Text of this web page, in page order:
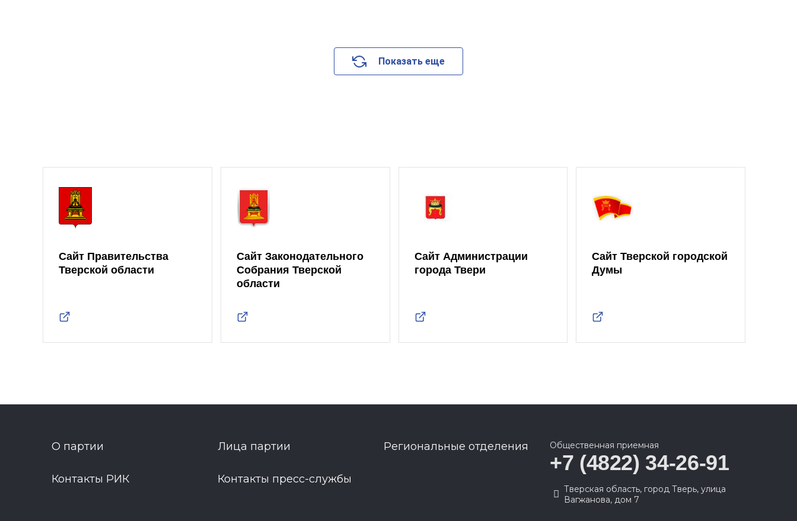
Показать еще
Сайт Правительства
Тверской области
Сайт Законодательного
Собрания Тверской
области
Сайт Администрации
города Твери
Сайт Тверской городской
Думы
О партии Лица партии Региональные отделения
Контакты РИК Контакты пресс-службы
Общественная приемная
+7 (4822) 34-26-91
Тверская область, город Тверь, улица
Вагжанова, дом 7